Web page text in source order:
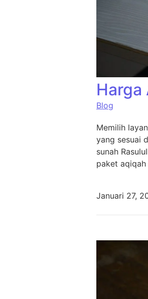
Harga
Blog
Memilih
yang sesuai
sunah
paket
Januari 27,